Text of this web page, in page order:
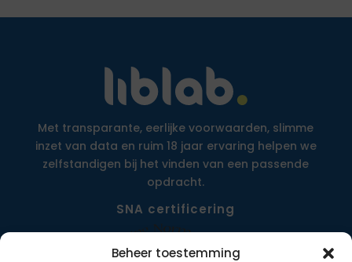
Beheer toestemming
Met transparante, eerlijke voorwaarden, slimme
inzet van data en ruim 18 jaar ervaring helpen we
zelfstandigen bij het vinden van een passende
opdracht.
SNA certificering